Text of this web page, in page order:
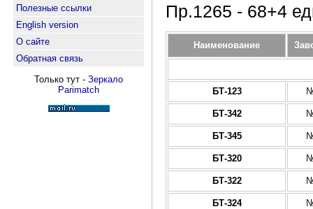
Полезные ссылки
English version
О сайте
Обратная связь
Только тут - Зеркало
Parimatch
Пр.1265 - 68+4
Наименование
БТ-123
БТ-342
БТ-345
БТ-320
БТ-322
БТ-324